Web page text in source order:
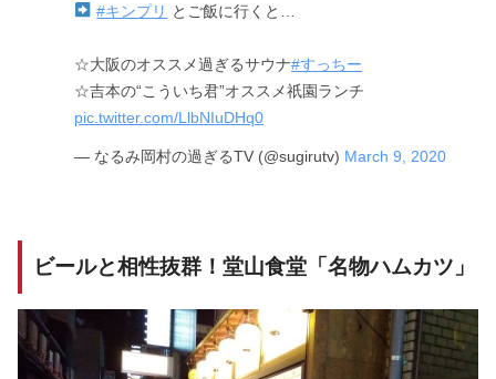
#キンプリ とご飯に行くと…
☆大阪のオススメ過ぎるサウナ#すっちー
☆吉本の“こういち君”オススメ祇園ランチ
pic.twitter.com/LlbNIuDHq0
— なるみ岡村の過ぎるTV (@sugirutv) March 9, 2020
ビールと相性抜群！堂山食堂「名物ハムカツ」